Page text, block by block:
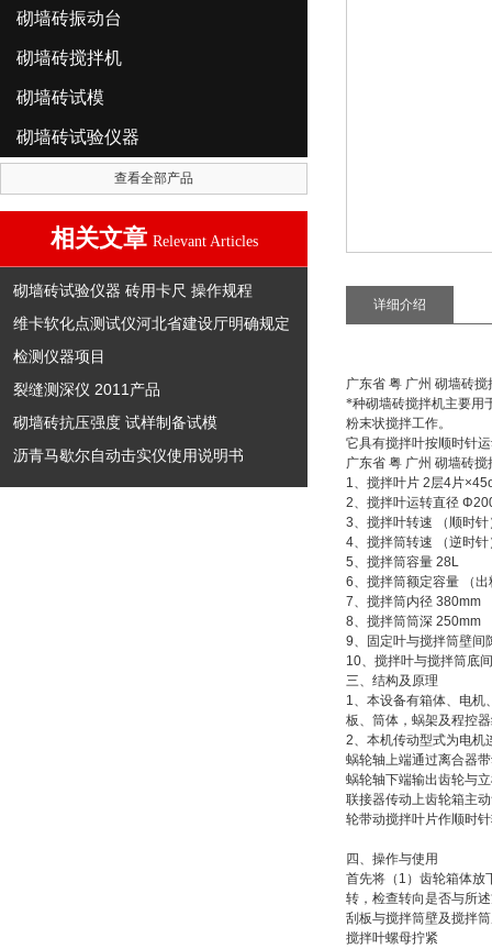
详细介绍
广东省 粤 广州 砌墙砖
*种砌墙砖搅拌机主要用
粉末状搅拌工作。
它具有搅拌叶按顺时针
广东省 粤 广州 砌墙砖
1、搅拌叶片 2层4片
2、搅拌叶运转直径
3、搅拌叶转速
（顺时
4、搅拌筒转速
（逆时
5、搅拌筒容量 28L
6、搅拌筒额定容量
（
7、搅拌筒内径 380mm
8、搅拌筒筒深 250mm
9、固定叶与搅拌筒壁间
10、搅拌叶与搅拌筒底
三、 结构及原理
1、本设备有箱体、电机
板、筒体，蜗架及程控
2、本机传动型式为电机
蜗轮轴上端通过离合器
蜗轮轴下端输出齿轮与
联接器传动上齿轮箱主
轮带动搅拌叶片作顺时
四、 操作与使用
首先将（ 1 ）齿轮箱体放
转，检查转向是否与所
刮板与搅拌筒壁及搅拌
搅拌叶螺母拧紧
砌墙砖振动台
砌墙砖搅拌机
砌墙砖试模
砌墙砖试验仪器
查看全部产品
相关文章 Relevant Articles
砌墙砖试验仪器 砖用卡尺 操作规程
维卡软化点测试仪河北省建设厅明确规定
检测仪器项目
裂缝测深仪 2011产品
砌墙砖抗压强度 试样制备试模
沥青马歇尔自动击实仪使用说明书